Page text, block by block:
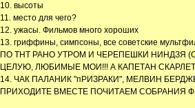
10. высоты
11. место для чего?
12. ужасы. Фильмов много хороших
13. гриффины, симпсоны, все советские
ПО ТНТ РАНО УТРОМ И ЧЕРЕПЕШКИ
ЦЕЛУЮ, ЛЮБИМЫЕ МОИ!!! А КАПЕТАН
14. ЧАК ПАЛАНИК "пРИЗРАКИ", МЕЛВИН
ПРИХОДИТЕ ВМЕСТЕ ПОЧИТАЕМ СОБРАНИЯ